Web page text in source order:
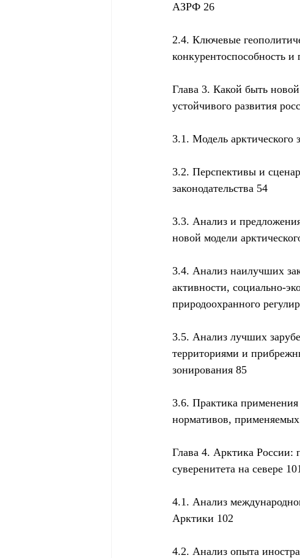
АЗРФ 26
2.4. Ключевые
конкурентоспособность
Глава 3. Какой быть
устойчивого развития
3.1. Модель арктического
3.2. Перспективы и
законодательства 54
3.3. Анализ и
новой модели
3.4. Анализ наилучших
активности, социально-
природоохранного
3.5. Анализ лучших
территориями и
зонирования 85
3.6. Практика
нормативов,
Глава 4. Арктика России:
суверенитета на севере
4.1. Анализ
Арктики 102
4.2. Анализ опыта